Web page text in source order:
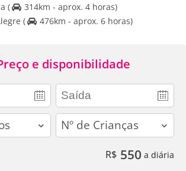
(
314km - aprox. 4 horas)
( 476km - aprox. 6 horas)
e disponibilidade
children
R$ 550 a diária